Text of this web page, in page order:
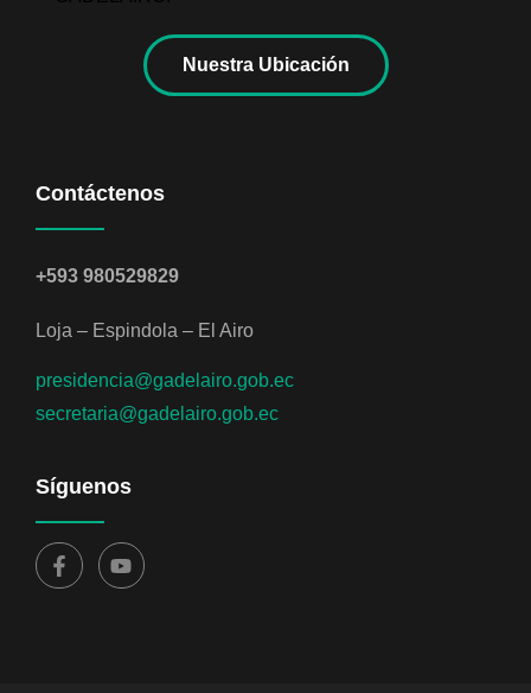
Nuestra Ubicación
Contáctenos
+593 980529829
Loja – Espindola – El Airo
presidencia@gadelairo.gob.ec
secretaria@gadelairo.gob.ec
Síguenos